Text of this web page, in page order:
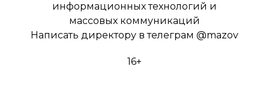
информационных технологий и
массовых коммуникаций
Написать директору в телеграм @mazov
16+